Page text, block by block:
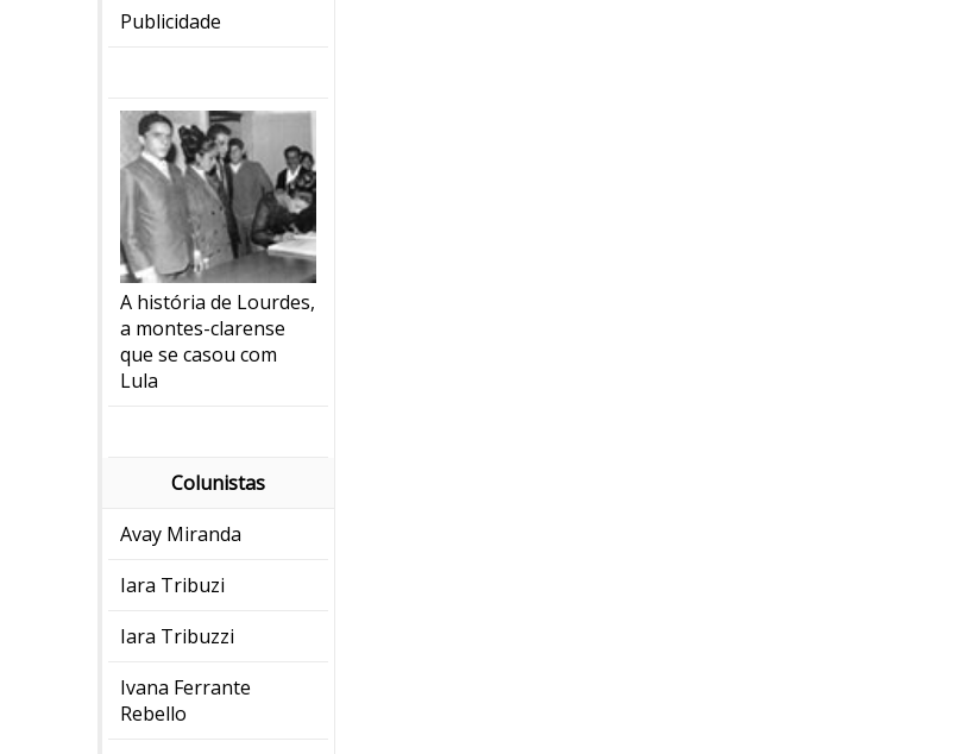
Publicidade
A história de Lourdes,
a montes-clarense
que se casou com
Lula
Colunistas
Avay Miranda
Iara Tribuzi
Iara Tribuzzi
Ivana Ferrante
Rebello